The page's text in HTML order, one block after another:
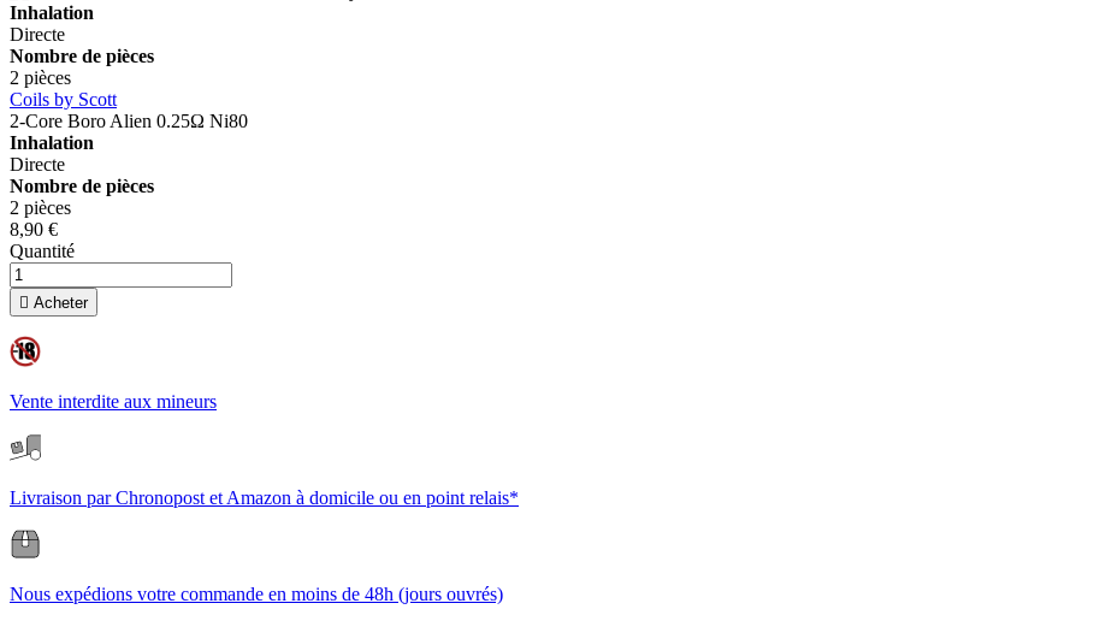
Inhalation
Directe
Nombre de pièces
2 pièces
Coils by Scott
2-Core Boro Alien 0.25Ω Ni80
Inhalation
Directe
Nombre de pièces
2 pièces
8,90 €
Quantité
 Acheter
Vente interdite aux mineurs
Livraison par Chronopost et Amazon à domicile ou en point relais*
Nous expédions votre commande en moins de 48h (jours ouvrés)